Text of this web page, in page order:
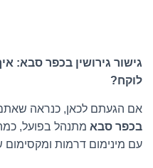
גישור גירושין בכפר סבא:
לוקח?
אם הגעתם לכאן, כנראה שאתם
בכפר סבא מתנהל בפועל,
עם מינימום דרמות ומקסימום